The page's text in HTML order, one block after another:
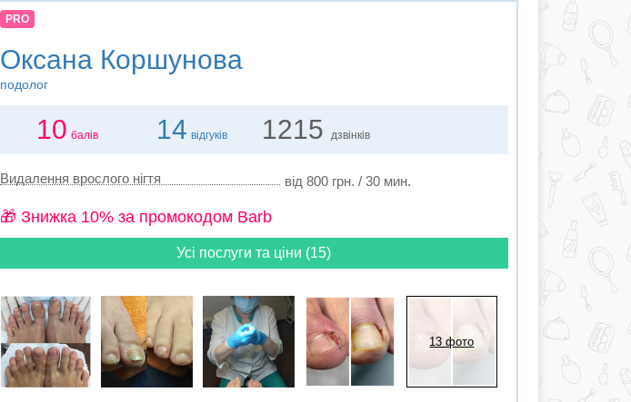
PRO
Оксана Коршунова
подолог
10 балів 14 відгуків 1215 дзвінків
Видалення врослого нігтя від 800 грн. / 30 мин.
🎁 Знижка 10% за промокодом Barb
Усі послуги та ціни (15)
13 фото